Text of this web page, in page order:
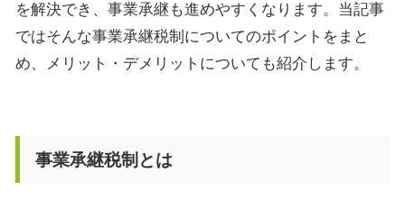
を解決でき、事業承継も進めやすくなります。当記事
ではそんな事業承継税制についてのポイントをまと
め、メリット・デメリットについても紹介します。
事業承継税制とは